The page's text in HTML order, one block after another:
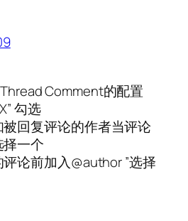
Comment的配置
勾选
被回复评论的作者当评论
择一个
论前加入@author ”选择